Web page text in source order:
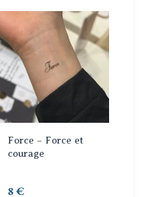
prix :
10 €
à
25 €
la
page
du
produit
Force – Force et
courage
8€